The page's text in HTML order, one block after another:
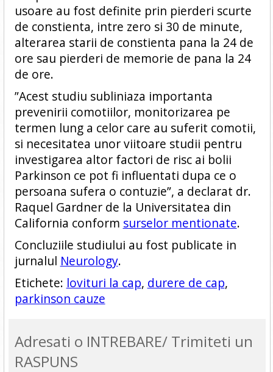
usoare au fost definite prin pierderi scurte
de constienta, intre zero si 30 de minute,
alterarea starii de constienta pana la 24 de
ore sau pierderi de memorie de pana la 24
de ore.
”Acest studiu subliniaza importanta
prevenirii comotiilor, monitorizarea pe
termen lung a celor care au suferit comotii,
si necesitatea unor viitoare studii pentru
investigarea altor factori de risc ai bolii
Parkinson ce pot fi influentati dupa ce o
persoana sufera o contuzie”, a declarat dr.
Raquel Gardner de la Universitatea din
California conform surselor mentionate.
Concluziile studiului au fost publicate in
jurnalul Neurology.
Etichete: lovituri la cap, durere de cap,
parkinson cauze
Adresati o INTREBARE/ Trimiteti un
RASPUNS